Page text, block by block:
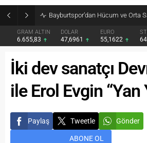
Bayburt’ta Minik Öğrencilere
GRAM ALTIN
6.655,83
DOLAR
47,6961
EURO
55,1622
İki dev sanatçı
ile Erol Evgin “Yan
Paylaş Tweetle Gönder
ABONE OL